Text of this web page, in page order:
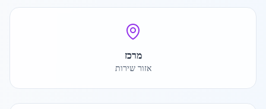
מרכז
אזור שירות